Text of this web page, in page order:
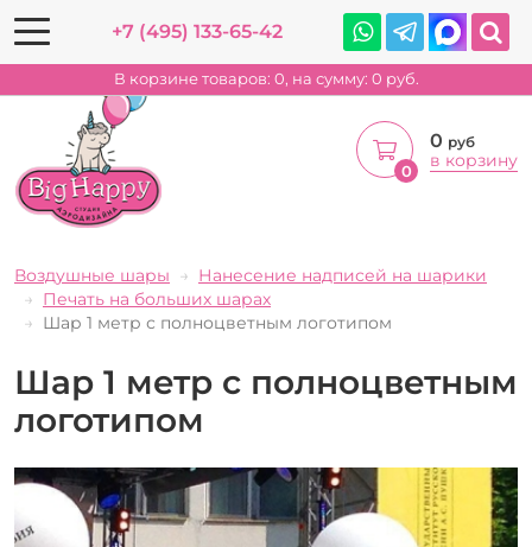
+7 (495) 133-65-42
В корзине товаров: 0, на сумму: 0 руб.
0
0 руб
в корзину
Воздушные шары
Нанесение надписей на шарики
Печать на больших шарах
Шар 1 метр с полноцветным логотипом
Шар 1 метр с полноцветным
логотипом